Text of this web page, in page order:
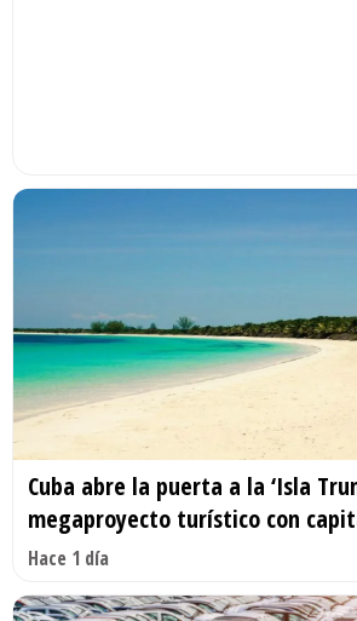
Cuba abre la puerta a la ‘Isla
megaproyecto turístico con
Hace 1 día